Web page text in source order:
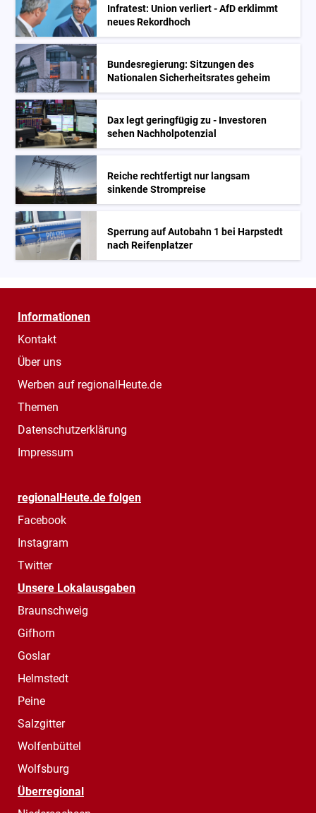
Infratest: Union verliert - AfD erklimmt
neues Rekordhoch
Bundesregierung: Sitzungen des
Nationalen Sicherheitsrates geheim
Dax legt geringfügig zu - Investoren
sehen Nachholpotenzial
Reiche rechtfertigt nur langsam
sinkende Strompreise
Sperrung auf Autobahn 1 bei Harpstedt
nach Reifenplatzer
Informationen
Kontakt
Über uns
Werben auf regionalHeute.de
Themen
Datenschutzerklärung
Impressum
regionalHeute.de folgen
Facebook
Instagram
Twitter
Unsere Lokalausgaben
Braunschweig
Gifhorn
Goslar
Helmstedt
Peine
Salzgitter
Wolfenbüttel
Wolfsburg
Überregional